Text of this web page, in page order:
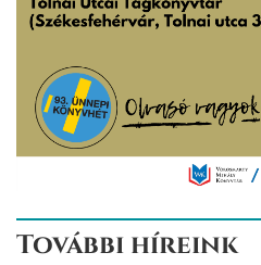
További híreink